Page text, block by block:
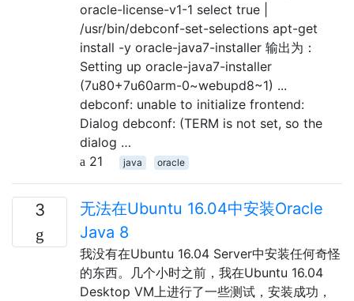
oracle-license-v1-1 select true |
/usr/bin/debconf-set-selections apt-get
install -y oracle-java7-installer 输出为：
Setting up oracle-java7-installer
(7u80+7u60arm-0~webupd8~1) ...
debconf: unable to initialize frontend:
Dialog debconf: (TERM is not set, so the
dialog …
21
java oracle
3
无法在Ubuntu 16.04中安装Oracle
Java 8
我没有在Ubuntu 16.04 Server中安装任何奇怪
的东西。几个小时之前，我在Ubuntu 16.04
Desktop VM上进行了一些测试，安装成功，